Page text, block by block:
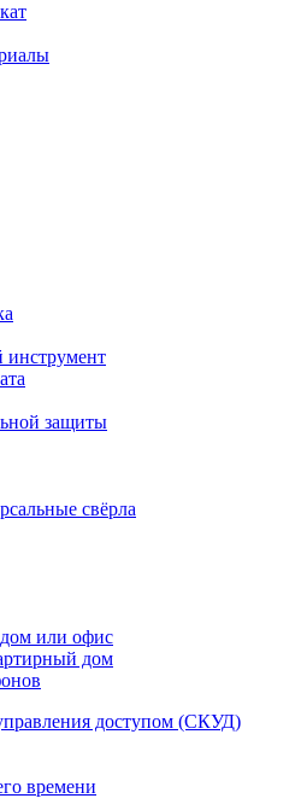
инструмент
защиты
свёрла
или офис
дом
доступом (СКУД)
времени